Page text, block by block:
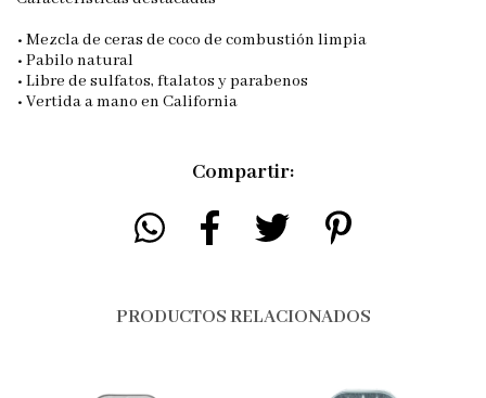
• Mezcla de ceras de coco de combustión limpia
• Pabilo natural
• Libre de sulfatos, ftalatos y parabenos
• Vertida a mano en California
Compartir:
PRODUCTOS RELACIONADOS